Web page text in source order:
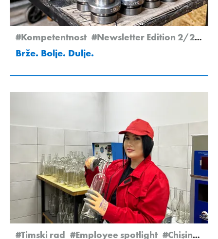
#Kompetentnost #Newsletter Edition 2/2025
Brže. Bolje. Dulje.
#Timski rad #Employee spotlight #Chişinău